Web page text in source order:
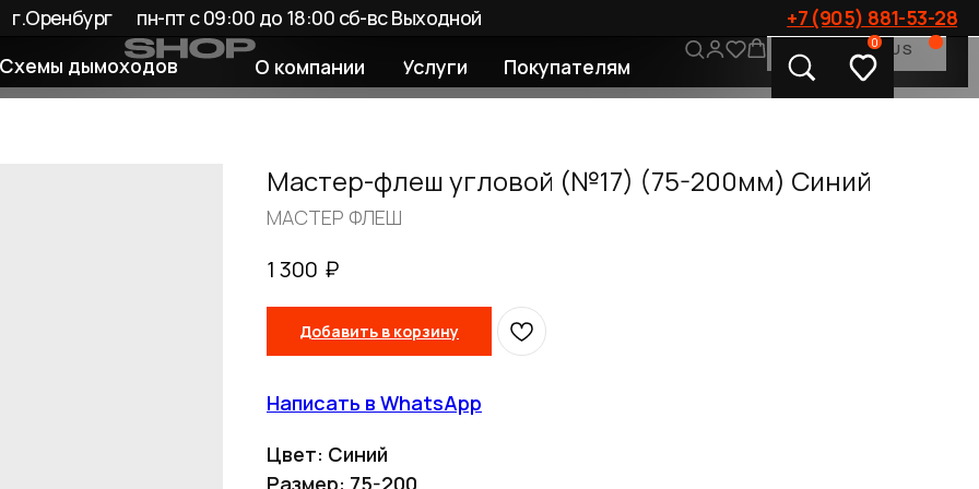
О компании
дымоходов Услуги Покупателям
0
+7 (905) 881-53-28
пн-пт с 09:00 до 18:00 сб-вс Выходной
CONTACT US
Мастер-флеш угловой (№17) (75-200мм) Синий
МАСТЕР ФЛЕШ
1 300 ₽
Добавить в корзину
Написать в WhatsApp
Цвет: Синий
Размер: 75-200